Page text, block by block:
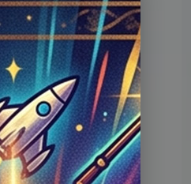
Graal V2 - 91 musique